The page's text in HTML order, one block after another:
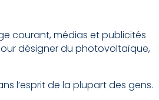
courant, médias et publicités
désigner du photovoltaïque,
l’esprit de la plupart des gens.